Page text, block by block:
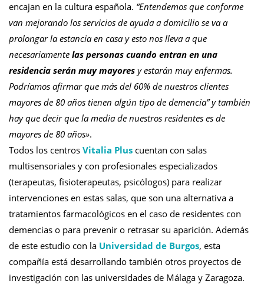
encajan en la cultura española. “Entendemos que conforme
van mejorando los servicios de ayuda a domicilio se va a
prolongar la estancia en casa y esto nos lleva a que
necesariamente las personas cuando entran en una
residencia serán muy mayores y estarán muy enfermas.
Podríamos afirmar que más del 60% de nuestros clientes
mayores de 80 años tienen algún tipo de demencia” y también
hay que decir que la media de nuestros residentes es de
mayores de 80 años».
Todos los centros Vitalia Plus cuentan con salas
multisensoriales y con profesionales especializados
(terapeutas, fisioterapeutas, psicólogos) para realizar
intervenciones en estas salas, que son una alternativa a
tratamientos farmacológicos en el caso de residentes con
demencias o para prevenir o retrasar su aparición. Además
de este estudio con la Universidad de Burgos, esta
compañía está desarrollando también otros proyectos de
investigación con las universidades de Málaga y Zaragoza.